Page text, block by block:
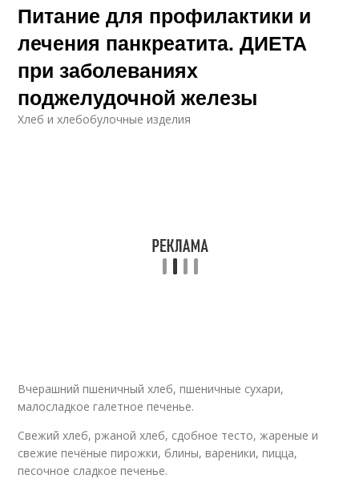
Питание для профилактики и
лечения панкреатита. ДИЕТА
при заболеваниях
поджелудочной железы
Хлеб и хлебобулочные изделия
Вчерашний пшеничный хлеб, пшеничные сухари,
малосладкое галетное печенье.
Свежий хлеб, ржаной хлеб, сдобное тесто, жареные и
свежие печёные пирожки, блины, вареники, пицца,
песочное сладкое печенье.